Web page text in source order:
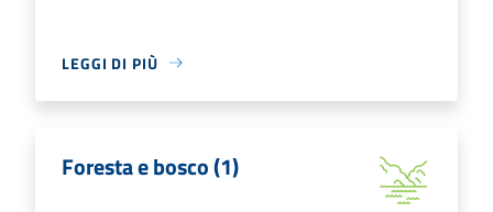
LEGGI DI PIÙ
Foresta e bosco (1)